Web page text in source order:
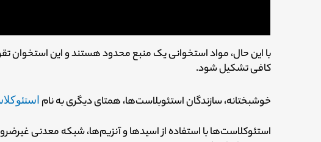
با این حال، مواد استخوانی یک منبع محدود هستند و این استخوان
کافی تشکیل شود.
خوشبختانه، سازندگان استئوبلاست‌ها، همتای دیگری به نام
استئوکلاست‌ها با استفاده از اسیدها و آنزیم‌ها، شبکه معدنی